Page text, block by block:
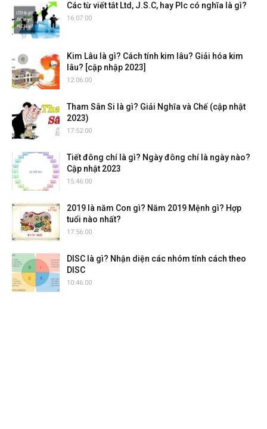
Các từ viết tắt Ltd, J.S.C, hay Plc có nghĩa là gì?
16:07:00
Kim Lâu là gì? Cách tính kim lâu? Giải hóa kim
lâu? [cập nhập 2023]
12:06:00
Tham Sân Si là gì? Giải Nghĩa và Chế (cập nhật
2023)
17:52:00
Tiết đông chí là gì? Ngày đông chí là ngày nào?
Cập nhật 2023
15:46:00
2019 là năm Con gì? Năm 2019 Mệnh gì? Hợp
tuổi nào nhất?
17:56:00
DISC là gì? Nhận diện các nhóm tính cách theo
DISC
10:46:00